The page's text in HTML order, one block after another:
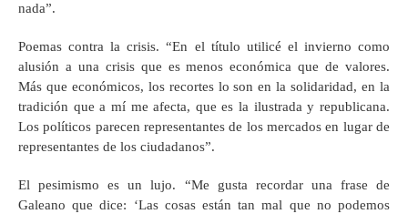
nada”.
Poemas contra la crisis. “En el título utilicé el invierno como
alusión a una crisis que es menos económica que de valores.
Más que económicos, los recortes lo son en la solidaridad, en la
tradición que a mí me afecta, que es la ilustrada y republicana.
Los políticos parecen representantes de los mercados en lugar de
representantes de los ciudadanos”.
El pesimismo es un lujo. “Me gusta recordar una frase de
Galeano que dice: ‘Las cosas están tan mal que no podemos